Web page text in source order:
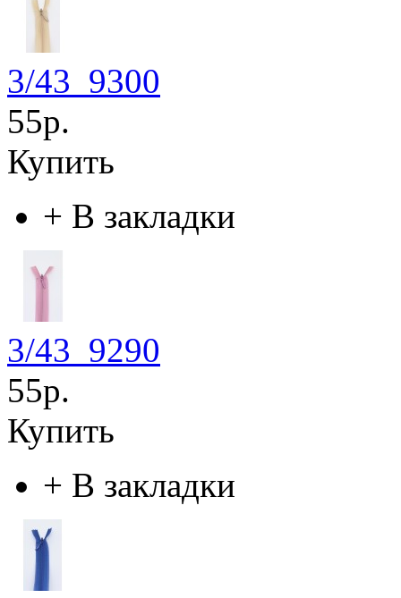
3/43_9300
55р.
Купить
+ В закладки
3/43_9290
55р.
Купить
+ В закладки